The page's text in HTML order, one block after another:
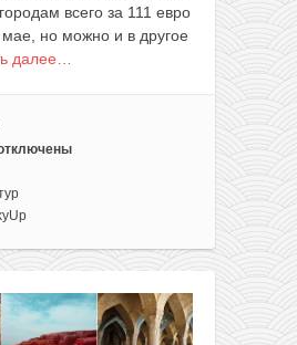
всего за 111 евро
но можно и в другое
далее…